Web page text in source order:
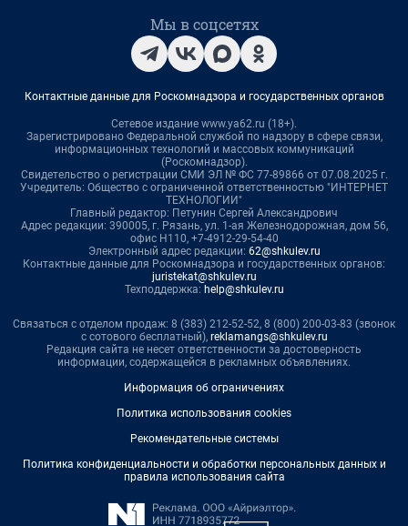
Мы в соцсетях
Контактные данные для Роскомнадзора и государственных органов
Сетевое издание www.ya62.ru (18+).
Зарегистрировано Федеральной службой по надзору в сфере связи,
информационных технологий и массовых коммуникаций
(Роскомнадзор).
Свидетельство о регистрации СМИ ЭЛ № ФС 77-89866 от 07.08.2025 г.
Учредитель: Общество с ограниченной ответственностью "ИНТЕРНЕТ
ТЕХНОЛОГИИ"
Главный редактор: Петунин Сергей Александрович
Адрес редакции: 390005, г. Рязань, ул. 1-ая Железнодорожная, дом 56,
офис Н110, +7-4912-29-54-40
Электронный адрес редакции: 62@shkulev.ru
Контактные данные для Роскомнадзора и государственных органов:
juristekat@shkulev.ru
Техподдержка: help@shkulev.ru
Связаться с отделом продаж: 8 (383) 212-52-52, 8 (800) 200-03-83 (звонок
с сотового бесплатный), reklamangs@shkulev.ru
Редакция сайта не несет ответственности за достоверность
информации, содержащейся в рекламных объявлениях.
Информация об ограничениях
Политика использования cookies
Рекомендательные системы
Политика конфиденциальности и обработки персональных данных и
правила использования сайта